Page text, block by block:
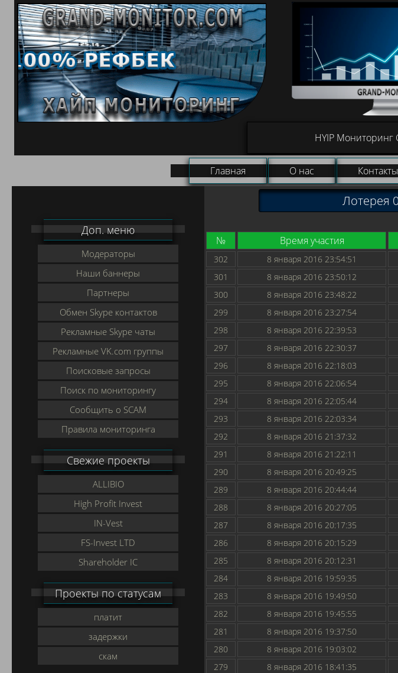
HYIP Мониторинг
Главная О нас Контакты
Доп. меню
Модераторы
Наши баннеры
Партнеры
Обмен Skype контактов
Рекламные Skype чаты
Рекламные VK.com группы
Поисковые запросы
Поиск по мониторингу
Сообщить о SCAM
Правила мониторинга
Свежие проекты
ALLIBIO
High Profit Invest
IN-Vest
FS-Invest LTD
Shareholder IC
Проекты по статусам
платит
задержки
скам
Лотерея
№ Время участия
302 8 января 2016 23:54:51
301
8 января 2016 23:50:12
300
8 января 2016 23:48:22
299
8 января 2016 23:27:54
298
8 января 2016 22:39:53
297
8 января 2016 22:30:37
296
8 января 2016 22:18:03
295
8 января 2016 22:06:54
294
8 января 2016 22:05:44
293
8 января 2016 22:03:34
292
8 января 2016 21:37:32
291
8 января 2016 21:22:11
290
8 января 2016 20:49:25
289
8 января 2016 20:44:44
288
8 января 2016 20:27:05
287
8 января 2016 20:17:35
286
8 января 2016 20:15:29
285
8 января 2016 20:12:31
284
8 января 2016 19:59:35
283
8 января 2016 19:49:50
282
8 января 2016 19:45:55
281
8 января 2016 19:37:50
280
8 января 2016 19:03:02
279
8 января 2016 18:41:35